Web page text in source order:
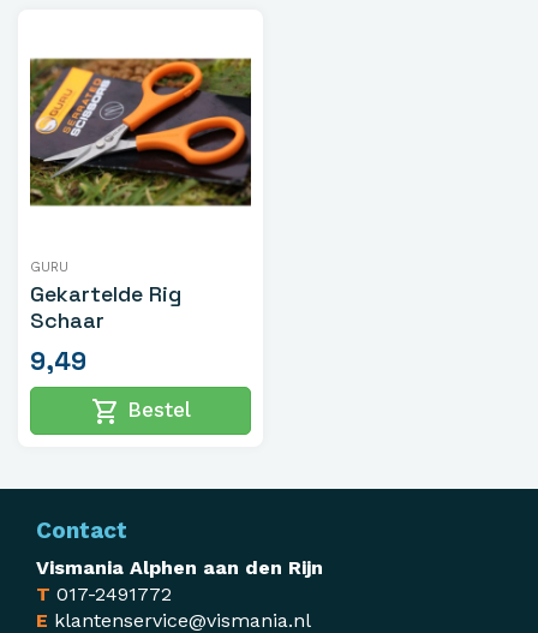
GURU
Gekartelde Rig
Schaar
9,49
shopping_cart Bestel
Contact
Vismania Alphen aan den Rijn
T 017-2491772
E klantenservice@vismania.nl